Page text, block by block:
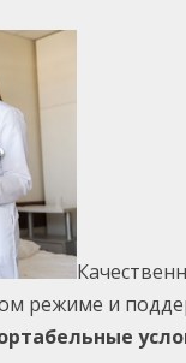
режиме и